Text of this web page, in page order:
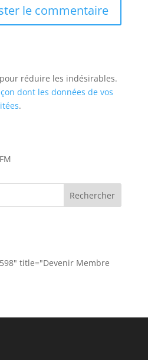
réduire les indésirables.
dont les données de vos
.
title="Devenir Membre